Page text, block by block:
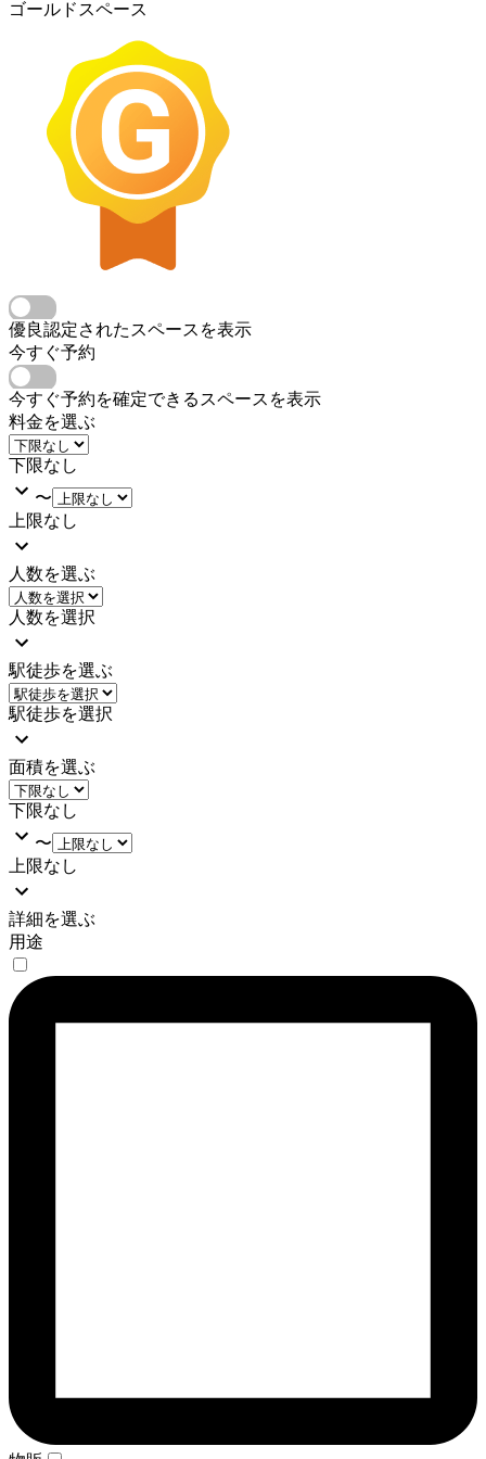
ゴールドスペース
優良認定されたスペースを表示
今すぐ予約
今すぐ予約を確定できるスペースを表示
料金を選ぶ
下限なし
〜
上限なし
人数を選ぶ
人数を選択
駅徒歩を選ぶ
駅徒歩を選択
面積を選ぶ
下限なし
〜
上限なし
詳細を選ぶ
用途